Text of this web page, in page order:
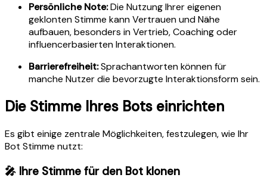
Persönliche Note:Die Nutzung Ihrer eigenen
geklonten Stimme kann Vertrauen und Nähe
aufbauen, besonders in Vertrieb, Coaching oder
influencerbasierten Interaktionen.
Barrierefreiheit:Sprachantworten können für
manche Nutzer die bevorzugte Interaktionsform sein.
Die Stimme Ihres Bots einrichten
Es gibt einige zentrale Möglichkeiten, festzulegen, wie Ihr
Bot Stimme nutzt:
🎤 Ihre Stimme für den Bot klonen